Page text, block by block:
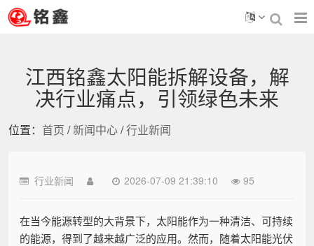
江西铭鑫太阳能拆解设备，解
决行业痛点，引领绿色未来
位置： 首页 /新闻中心/行业新闻
行业新闻 2026-07-09 21:39:10 95
在当今能源转型的大背景下，太阳能作为一种清洁、可持续
的能源，得到了越来越广泛的应用。然而，随着太阳能光伏